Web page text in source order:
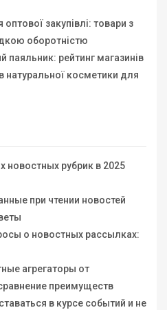
закупівлі: товари з
оборотністю
паяльник: рейтинг магазинів
натуральної косметики для
новостных рубрик в 2025
при чтении новостей
о новостных рассылках:
агрегаторы от
преимуществ
в курсе событий и не